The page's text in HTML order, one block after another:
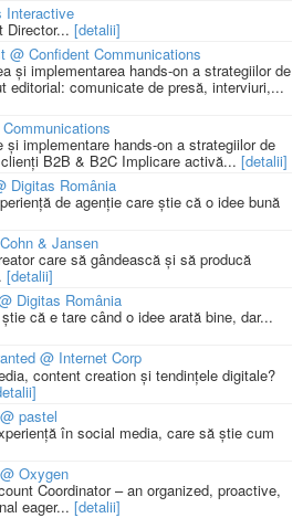
Interactive
Director... [detalii]
@ Confident Communications
și implementarea hands-on a strategiilor de
editorial: comunicate de presă, interviuri,...
și implementare hands-on a strategiilor de
B2B & B2C Implicare activă... [detalii]
Digitas România
de agenție care știe că o idee bună
& Jansen
care să gândească și să producă
[detalii]
Digitas România
că e tare când o idee arată bine, dar...
@ Internet Corp
content creation și tendințele digitale?
pastel
în social media, care să știe cum
Oxygen
Coordinator – an organized, proactive,
eager... [detalii]